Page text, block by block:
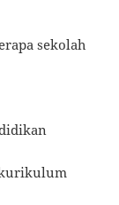
sekolah
kurikulum